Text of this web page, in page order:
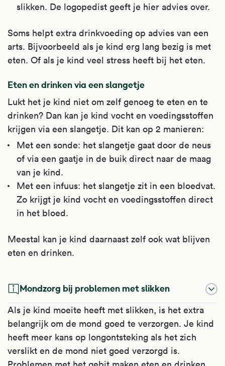
slikken. De logopedist geeft je hier advies over.
Soms helpt extra drinkvoeding op advies van een
arts. Bijvoorbeeld als je kind erg lang bezig is met
eten. Of als je kind veel stress heeft bij het eten.
Eten en drinken via een slangetje
Lukt het je kind niet om zelf genoeg te eten en te
drinken? Dan kan je kind vocht en voedingsstoffen
krijgen via een slangetje. Dit kan op 2 manieren:
Met een sonde: het slangetje gaat door de neus
of via een gaatje in de buik direct naar de maag
van je kind.
Met een infuus: het slangetje zit in een bloedvat.
Zo krijgt je kind vocht en voedingsstoffen direct
in het bloed.
Meestal kan je kind daarnaast zelf ook wat blijven
eten en drinken.
Mondzorg bij problemen met slikken
Als je kind moeite heeft met slikken, is het extra
belangrijk om de mond goed te verzorgen. Je kind
heeft meer kans op longontsteking als het zich
verslikt en de mond niet goed verzorgd is.